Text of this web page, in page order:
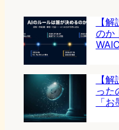
【
のか
【
った
「